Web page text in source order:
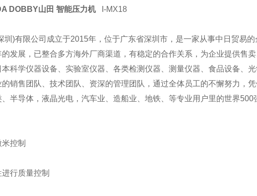
DOBBY山田 智能压力机I-MX18
圳)有限公司成立于2015年，位于广东省深圳市，是一家从事中日贸易的
发展，已整合多方海外厂商渠道，有稳定的合作关系，为企业提供售
本科学仪器设备、实验室仪器、各类检测仪器、测量仪器、食品设备、
销售团队、技术团队、资深的管理团队，通过全体员工的不懈努力，
半导体，液晶光电，汽车业、造船业、地铁、等专业用户里的世界500
控制
行质量控制